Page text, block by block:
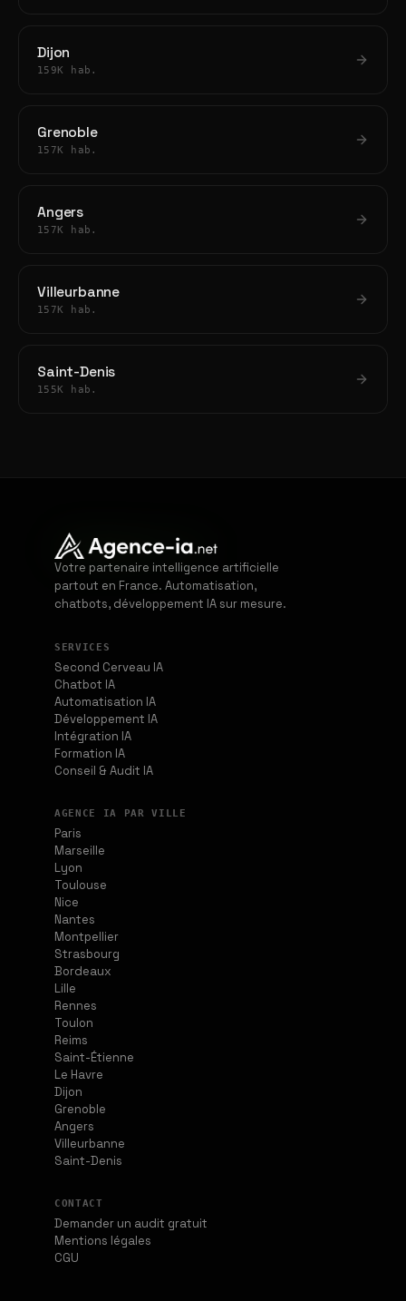
Dijon
159K hab.
Grenoble
157K hab.
Angers
157K hab.
Villeurbanne
157K hab.
Saint-Denis
155K hab.
Votre partenaire intelligence artificielle
partout en France. Automatisation,
chatbots, développement IA sur mesure.
SERVICES
Second Cerveau IA
Chatbot IA
Automatisation IA
Développement IA
Intégration IA
Formation IA
Conseil & Audit IA
AGENCE IA PAR VILLE
Paris
Marseille
Lyon
Toulouse
Nice
Nantes
Montpellier
Strasbourg
Bordeaux
Lille
Rennes
Toulon
Reims
Saint-Étienne
Le Havre
Dijon
Grenoble
Angers
Villeurbanne
Saint-Denis
CONTACT
Demander un audit gratuit
Mentions légales
CGU